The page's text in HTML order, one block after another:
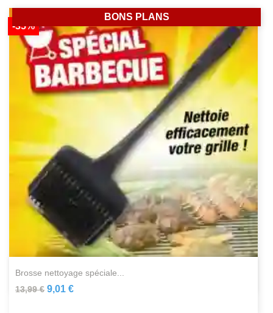
brosse nettoyage spéciale...
13,99 €
-35%
9,01 €
BONS PLANS